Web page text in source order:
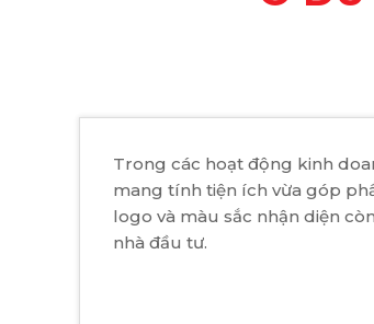
Trong các hoạt động kinh
mang tính tiện ích vừa góp
logo và màu sắc nhận diện
nhà đầu tư.